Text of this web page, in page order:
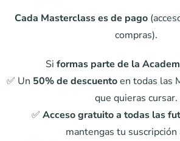
Cada Masterclass es de pago
compras).
Si formas parte de la
✅ Un 50% de descuentoen todas las
que quieras cursar.
✅ Acceso gratuito a todas las
mantengas tu suscripción